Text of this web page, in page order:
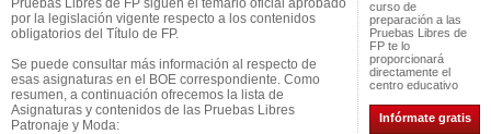
Pruebas Libres de FP siguen el temario oficial aprobado
por la legislación vigente respecto a los contenidos
obligatorios del Título de FP.
Se puede consultar más información al respecto de
esas asignaturas en el BOE correspondiente. Como
resumen, a continuación ofrecemos la lista de
Asignaturas y contenidos de las Pruebas Libres
Patronaje y Moda:
curso de
preparación a las
Pruebas Libres de
FP te lo
proporcionará
directamente el
centro educativo
Infórmate gratis